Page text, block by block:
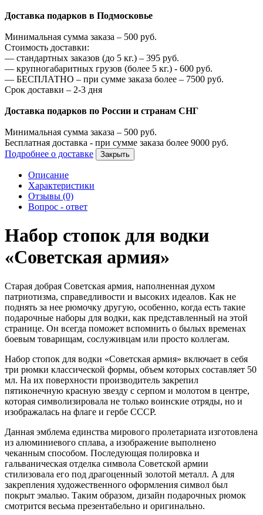
Доставка подарков в Подмосковье
Минимальная сумма заказа – 500 руб.
Стоимость доставки:
— стандартных заказов (до 5 кг.) – 395 руб.
— крупногабаритных грузов (более 5 кг.) - 600 руб.
— БЕСПЛАТНО – при сумме заказа более – 7500 руб.
Срок доставки – 2-3 дня
Доставка подарков по России и странам СНГ
Минимальная сумма заказа – 500 руб.
Бесплатная доставка - при сумме заказа более 9000 руб.
Подробнее о доставке
Закрыть
Описание
Характеристики
Отзывы (0)
Вопрос - ответ
Набор стопок для водки
«Советская армия»
Старая добрая Советская армия, наполненная духом
патриотизма, справедливости и высоких идеалов. Как не
поднять за нее рюмочку другую, особенно, когда есть такие
подарочные наборы для водки, как представленный на этой
странице. Он всегда поможет вспомнить о былых временах
боевым товарищам, сослуживцам или просто коллегам.
Набор стопок для водки «Советская армия» включает в себя
три рюмки классической формы, объем которых составляет 50
мл. На их поверхности производитель закрепил
пятиконечную красную звезду с серпом и молотом в центре,
которая символизировала не только воинские отряды, но и
изображалась на флаге и гербе СССР.
Данная эмблема единства мирового пролетариата изготовлена
из алюминиевого сплава, а изображение выполнено
чеканным способом. Последующая полировка и
гальваническая отделка символа Советской армии
стилизовала его под драгоценный золотой металл. А для
закрепления художественного оформления символ был
покрыт эмалью. Таким образом, дизайн подарочных рюмок
смотрится весьма презентабельно и оригинально.